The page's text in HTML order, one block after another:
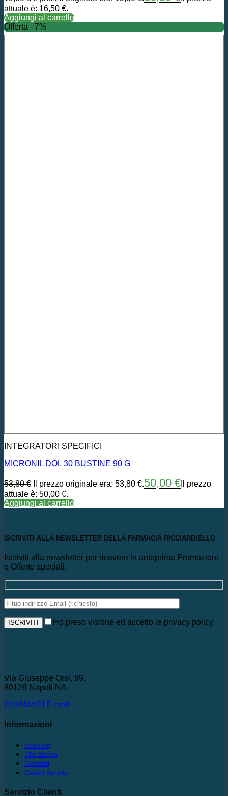
attuale è: 16,50 €.
Aggiungi al carrello
Offerta - 7%
INTEGRATORI SPECIFICI
MICRONIL DOL 30 BUSTINE 90 G
53,80€ Il prezzo originale era: 53,80 €.50,00 € Il prezzo
attuale è: 50,00 €.
Aggiungi al carrello
ISCRIVITI ALLA NEWSLETTER DELLA FARMACIA RICCIARDIELLO
Iscriviti alla newsletter per ricevere in anteprima Promozioni
e Offerte speciali.
Ho preso visione ed accetto le privacy policy
Via Giuseppe Orsi, 99,
80128 Napoli NA
CHIAMACI
E-mail
Informazioni
Account
Chi Siamo
Contatti
Codici Sconto
Servizio Clienti